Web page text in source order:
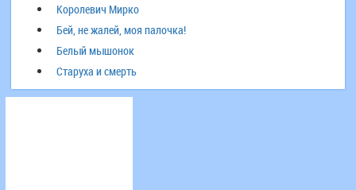
Королевич Мирко
Бей, не жалей, моя палочка!
Белый мышонок
Старуха и смерть